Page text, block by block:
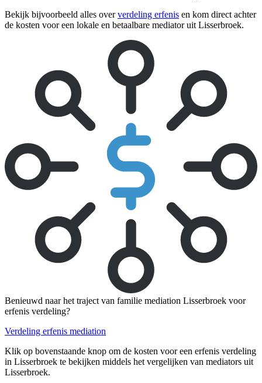
Bekijk bijvoorbeeld alles oververdeling erfenis en kom direct achter
de kosten voor een lokale en betaalbare mediator uit Lisserbroek.
Benieuwd naar het traject van familie mediation Lisserbroek voor
erfenis verdeling?
Verdeling erfenis mediation
Klik op bovenstaande knop om de kosten voor een erfenis verdeling
in Lisserbroek te bekijken middels het vergelijken van mediators uit
Lisserbroek.